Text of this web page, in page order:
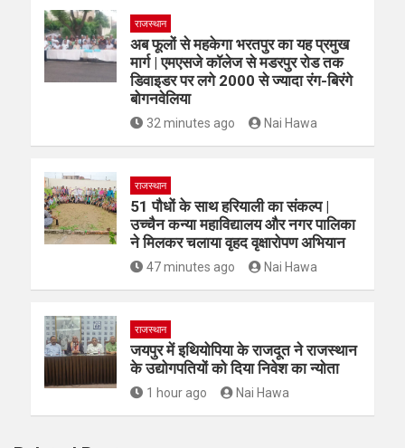
राजस्थान
अब फूलों से महकेगा भरतपुर का यह प्रमुख
मार्ग | एमएसजे कॉलेज से मडरपुर रोड तक
डिवाइडर पर लगे 2000 से ज्यादा रंग-बिरंगे
बोगनवेलिया
32 minutes ago Nai Hawa
राजस्थान
51 पौधों के साथ हरियाली का संकल्प |
उच्चैन कन्या महाविद्यालय और नगर पालिका
ने मिलकर चलाया वृहद वृक्षारोपण अभियान
47 minutes ago Nai Hawa
राजस्थान
जयपुर में इथियोपिया के राजदूत ने राजस्थान
के उद्योगपतियों को दिया निवेश का न्योता
1 hour ago Nai Hawa